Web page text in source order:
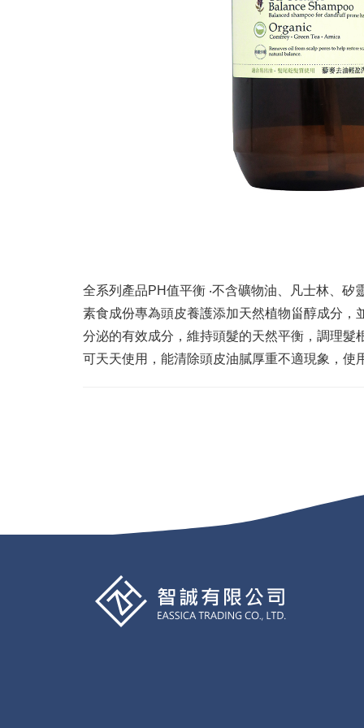
全系列產品PH值平衡 ‧不含礦物油、凡士林、矽
素食成份專為頭皮養護添加天然植物甾醇成分
分泌的有效成分，維持頭髮的天然平衡，調理
可天天使用，能清除頭皮油膩厚重不適現象，